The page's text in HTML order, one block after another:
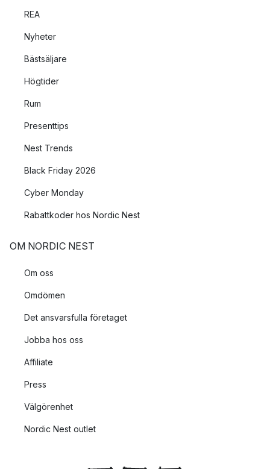
REA
Nyheter
Bästsäljare
Högtider
Rum
Presenttips
Nest Trends
Black Friday 2026
Cyber Monday
Rabattkoder hos Nordic Nest
OM NORDIC NEST
Om oss
Omdömen
Det ansvarsfulla företaget
Jobba hos oss
Affiliate
Press
Välgörenhet
Nordic Nest outlet